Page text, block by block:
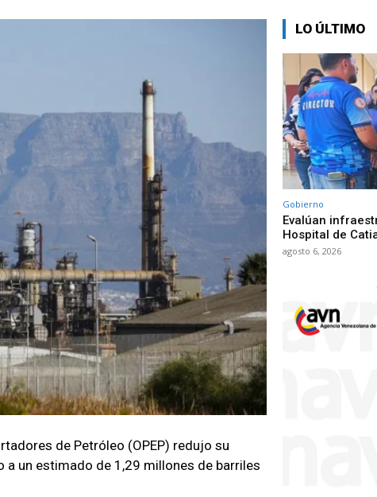
de Petróleo (OPEP) redujo su
un estimado de 1,29 millones de barriles
LO ÚLTIMO
Gobierno
Evalúan
Hospital de
agosto 6, 2026